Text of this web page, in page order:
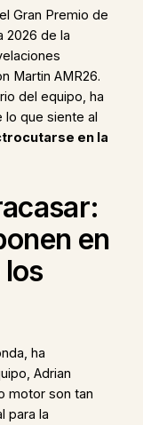
Gran Premio de
2026 de la
Martin AMR26.
del equipo, ha
lo que siente al
en la
en
los
ha
Adrian
motor son tan
para la